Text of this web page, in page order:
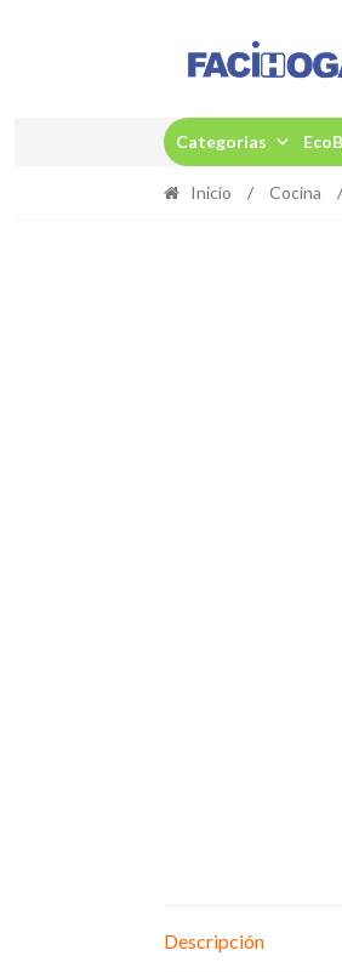
contenido
Categorias
Inicio / Cocina /
Descripción